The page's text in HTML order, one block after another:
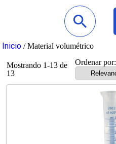
Inicio / Material volumétrico
Mostrando 1-13 de
13
Ordenar por: